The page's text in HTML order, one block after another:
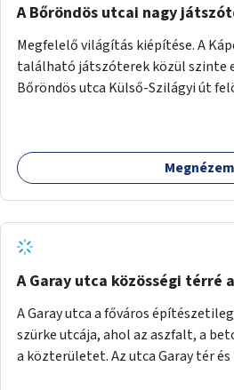
A Bőröndös utcai nagy
Megfelelő világítás kiépítése. A
található játszóterek közül szinte
Bőröndös utca Külső-Szilágyi út
Megnézem
A Garay utca közösségi térré
A Garay utca a főváros
szürke utcája, ahol az aszfalt, a
a közterületet. Az utca Garay tér